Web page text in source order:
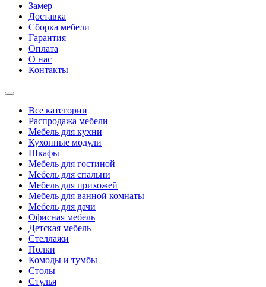
Замер
Доставка
Сборка мебели
Гарантия
Оплата
О нас
Контакты
Все категории
Распродажа мебели
Мебель для кухни
Кухонные модули
Шкафы
Мебель для гостиной
Мебель для спальни
Мебель для прихожей
Мебель для ванной комнаты
Мебель для дачи
Офисная мебель
Детская мебель
Стеллажи
Полки
Комоды и тумбы
Столы
Стулья